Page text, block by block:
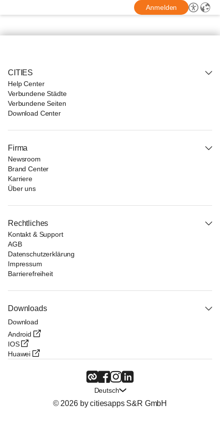
Anmelden
CITIES
Help Center
Verbundene Städte
Verbundene Seiten
Download Center
Firma
Newsroom
Brand Center
Karriere
Über uns
Rechtliches
Kontakt & Support
AGB
Datenschutzerklärung
Impressum
Barrierefreiheit
Downloads
Download
Android
IOS
Huawei
Deutsch
© 2026 by citiesapps S&R GmbH